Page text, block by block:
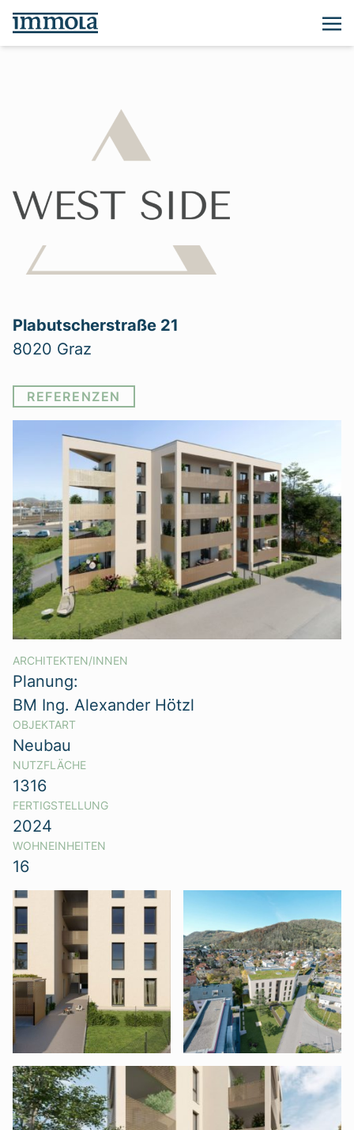
Plabutscherstraße 21
8020 Graz
REFERENZEN
ARCHITEKTEN/INNEN
Planung:
BM Ing. Alexander Hötzl
OBJEKTART
Neubau
NUTZFLÄCHE
1316
FERTIGSTELLUNG
2024
WOHNEINHEITEN
16